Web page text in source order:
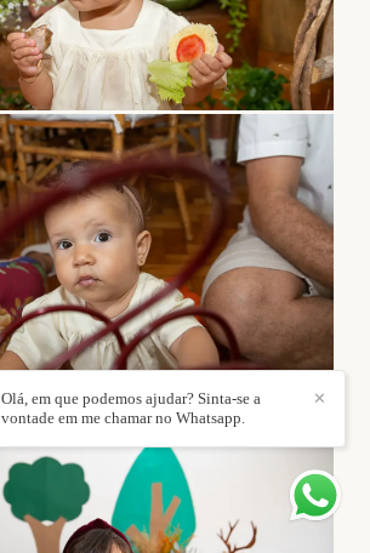
✕
Olá, em que podemos ajudar? Sinta-se a
vontade em me chamar no Whatsapp.